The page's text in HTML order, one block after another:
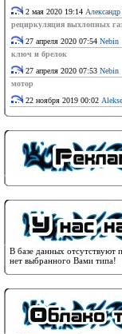
2 мая 2020 19:14
рециркуляция выхлопных
27 апреля 2020 07:54 Nebin
ключ и брелок
27 апреля 2020 07:53 Nebin
мотор
22 ноября 2019 00:02
В базе данных отсутствуют
нет выбранного Вами типа!